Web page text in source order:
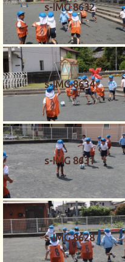
s-IMG 8632
s-IMG 8634
s-IMG 8631
s-IMG 8628